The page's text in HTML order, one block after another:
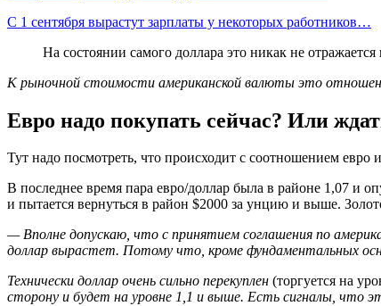
С 1 сентября вырастут зарплаты у некоторых работников…
На состоянии самого доллара это никак не отражается
К рыночной стоимости американской валюты это
Евро надо покупать сейчас? Или
Тут надо посмотреть, что происходит с соотношением
В последнее время пара евро/доллар была в районе 1,07 и
и пытается вернуться в район $2000 за унцию и выше.
— Вполне допускаю, что с принятием соглашения по
доллар вырастет. Потому что, кроме фундаментальных
Технически доллар очень сильно перекуплен (торгуется на
сторону и будет на уровне 1,1 и выше. Есть сигналы, что